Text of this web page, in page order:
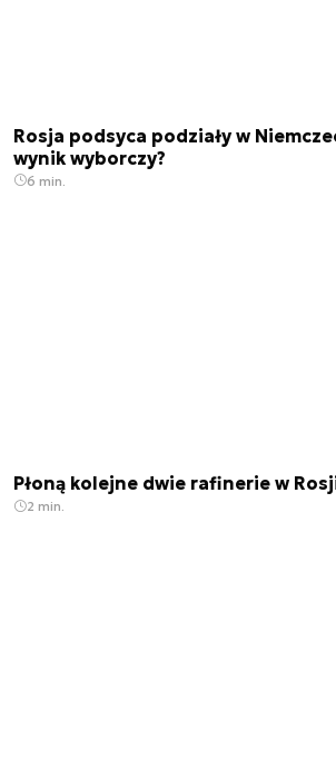
Rosja podsyca podziały w
wynik wyborczy?
6 min.
Płoną kolejne dwie rafinerie w
2 min.